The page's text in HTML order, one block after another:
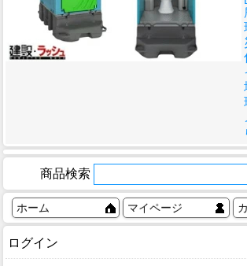
商品検索
ホーム マイページ
ログイン